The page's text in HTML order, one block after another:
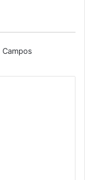
Campos